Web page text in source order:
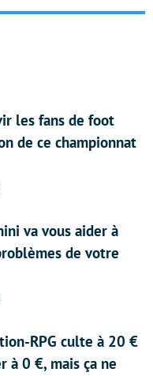
les fans de foot
de ce championnat
va vous aider à
de votre
RPG culte à 20 €
à 0 €, mais ça ne